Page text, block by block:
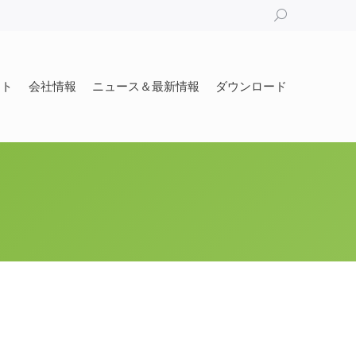
Search:
会社情報 ニュース＆最新情報 ダウンロード
ダウンロード